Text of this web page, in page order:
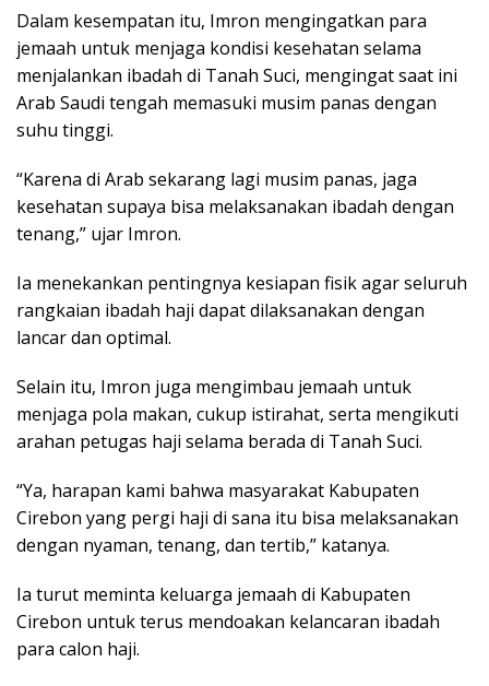
Dalam kesempatan itu, Imron mengingatkan para
jemaah untuk menjaga kondisi kesehatan selama
menjalankan ibadah di Tanah Suci, mengingat saat ini
Arab Saudi tengah memasuki musim panas dengan
suhu tinggi.
“Karena di Arab sekarang lagi musim panas, jaga
kesehatan supaya bisa melaksanakan ibadah dengan
tenang,” ujar Imron.
Ia menekankan pentingnya kesiapan fisik agar seluruh
rangkaian ibadah haji dapat dilaksanakan dengan
lancar dan optimal.
Selain itu, Imron juga mengimbau jemaah untuk
menjaga pola makan, cukup istirahat, serta mengikuti
arahan petugas haji selama berada di Tanah Suci.
“Ya, harapan kami bahwa masyarakat Kabupaten
Cirebon yang pergi haji di sana itu bisa melaksanakan
dengan nyaman, tenang, dan tertib,” katanya.
Ia turut meminta keluarga jemaah di Kabupaten
Cirebon untuk terus mendoakan kelancaran ibadah
para calon haji.